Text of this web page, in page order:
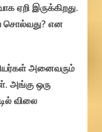
ஏறி இருக்கிறது.
சொல்வது? என
அனைவரும்
அங்கு ஒரு
விலை